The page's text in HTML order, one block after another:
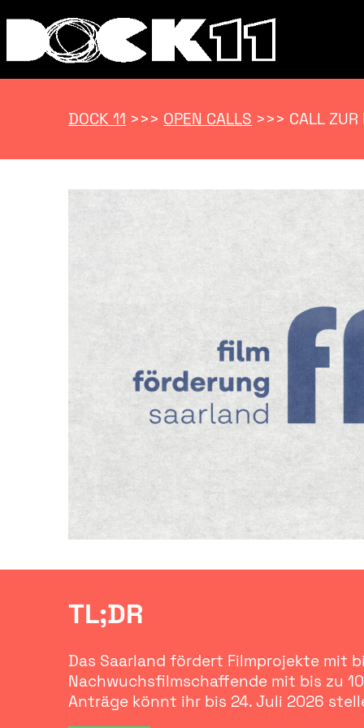
DOCK 11 >>> OPEN CALLS >>> CALL ZUR
TL;DR
Das Saarland fördert Filmprojekte mit
Nachwuchsfilmschaffende mit bis zu
Anträge könnt ihr bis 24. Juli 2026